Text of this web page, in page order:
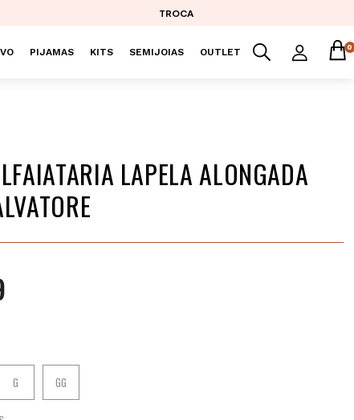
TROCA
PIJAMAS KITS SEMIJOIAS OUTLET 0
LAPELA ALONGADA
G GG